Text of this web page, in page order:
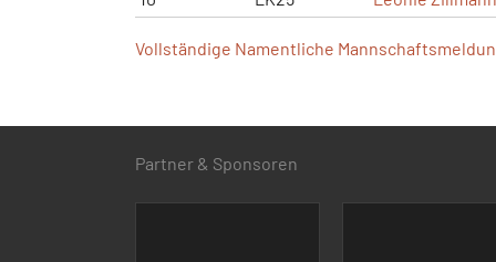
Vollständige Namentliche
Partner & Sponsoren